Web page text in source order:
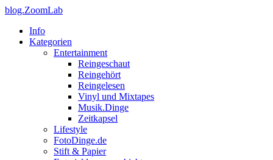
blog.ZoomLab
Info
Kategorien
Entertainment
Reingeschaut
Reingehört
Reingelesen
Vinyl und Mixtapes
Musik.Dinge
Zeitkapsel
Lifestyle
FotoDinge.de
Stift & Papier